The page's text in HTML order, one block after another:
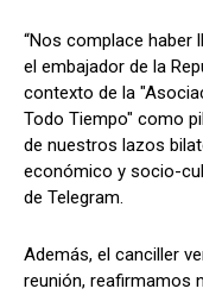
“Nos complace haber
el embajador de la
contexto de la
Todo Tiempo" como
de nuestros lazos
económico y socio-
de Telegram.
Además, el canciller
reunión, reafirmamos